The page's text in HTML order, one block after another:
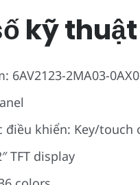
kỹ
6AV2123-2MA03-0AX0
điều khiển: Key/touch
TFT display